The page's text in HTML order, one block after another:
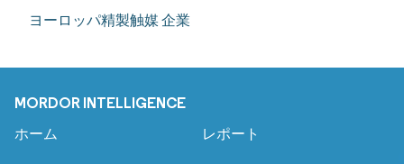
ヨーロッパ精製触媒 企業
MORDOR INTELLIGENCE
ホーム レポート